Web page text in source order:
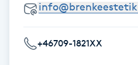
Friskvård
Friskvårdsmassage
+46709-1821XX